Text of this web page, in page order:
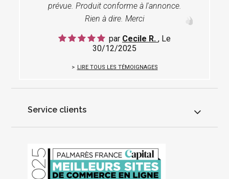
prévue. Produit conforme à l'annonce.
Rien à dire. Merci
par Cecile R. , Le
30/12/2025
LIRE TOUS LES TÉMOIGNAGES
Service clients